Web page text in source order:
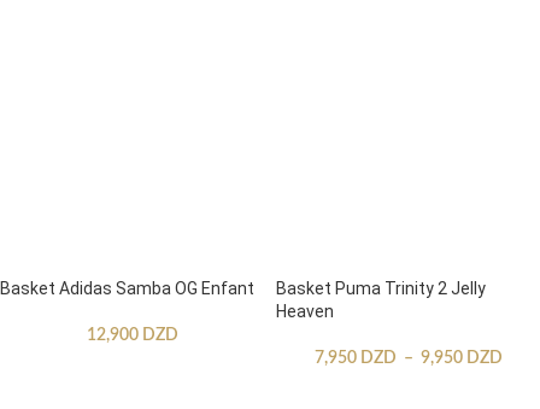
Basket Adidas Samba OG Enfant
12,900 DZD
Basket Puma Trinity 2 Jelly
Heaven
7,950 DZD – 9,950 DZD